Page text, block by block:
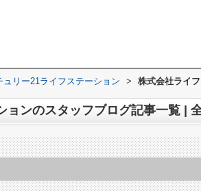
リー21ライフステーション > 株式会社ライ
ョンのスタッフブログ記事一覧 |